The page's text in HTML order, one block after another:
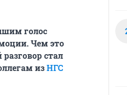
голос
Чем это
стал
изНГС